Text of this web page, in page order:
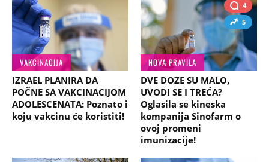
VAKCINACIJA
IZRAEL PLANIRA DA
POČNE SA VAKCINACIJOM
ADOLESCENATA: Poznato i
koju vakcinu će koristiti!
4
5
NOVA PRAVILA
DVE DOZE SU MALO,
UVODI SE I TREĆA?
Oglasila se kineska
kompanija Sinofarm o
ovoj promeni
imunizacije!